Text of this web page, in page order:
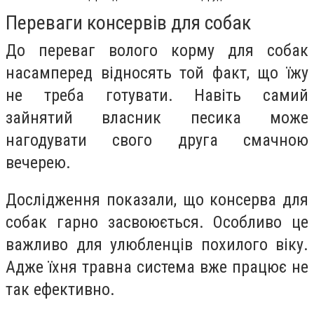
Переваги консервів для собак
До переваг волого корму для собак
насамперед відносять той факт, що їжу
не треба готувати. Навіть самий
зайнятий власник песика може
нагодувати свого друга смачною
вечерею.
Дослідження показали, що консерва для
собак гарно засвоюється. Особливо це
важливо для улюбленців похилого віку.
Адже їхня травна система вже працює не
так ефективно.